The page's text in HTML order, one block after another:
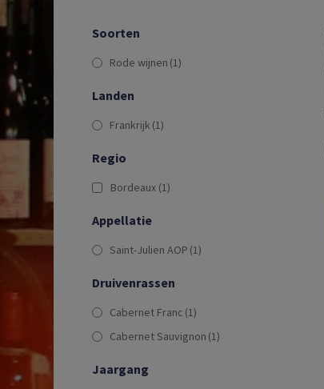
Soorten
Rode wijnen (1)
Landen
Frankrijk (1)
Regio
Bordeaux (1)
Appellatie
Saint-Julien AOP (1)
Druivenrassen
Cabernet Franc (1)
Cabernet Sauvignon (1)
Jaargang